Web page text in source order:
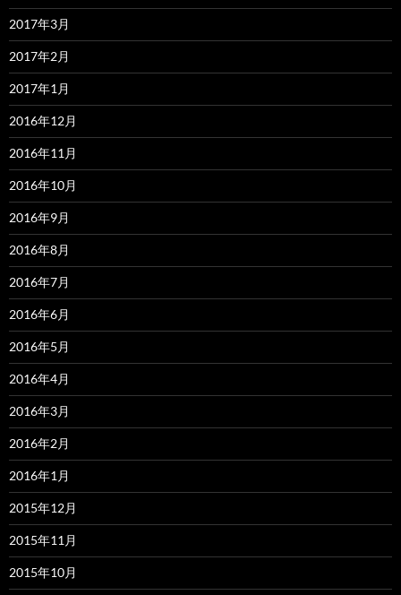
2017年3月
2017年2月
2017年1月
2016年12月
2016年11月
2016年10月
2016年9月
2016年8月
2016年7月
2016年6月
2016年5月
2016年4月
2016年3月
2016年2月
2016年1月
2015年12月
2015年11月
2015年10月